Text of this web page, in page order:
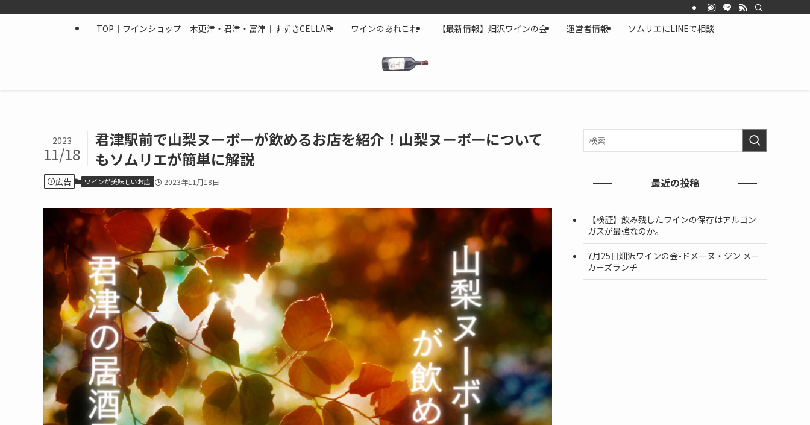
TOP｜ワインショップ｜木更津・君津・富津｜すずきCELLAR ワインのあれこれ 【最新情報】畑沢ワインの会 運営者情報 ソムリエにLINEで相談
君津駅前で山梨ヌーボーが飲めるお店を紹介！山梨ヌーボーについて
もソムリエが簡単に解説
2023
11/18
広告 ワインが美味しいお店 2023年11月18日 最近の投稿
【検証】飲み残したワインの保存はアルゴン
ガスが最強なのか。
7月25日畑沢ワインの会-ドメーヌ・ジン メー
カーズランチ